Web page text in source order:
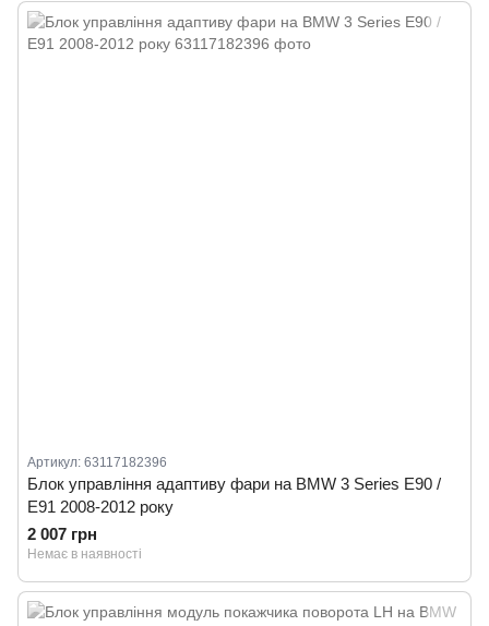
Артикул: 63117182396
Блок управління адаптиву фари на BMW 3 Series E90 /
E91 2008-2012 року
2 007 грн
Немає в наявності